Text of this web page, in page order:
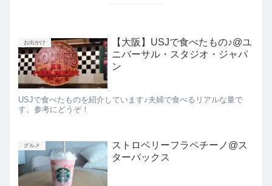
お出かけ
【大阪】USJで食べたもの♪@ユ
ニバーサル・スタジオ・ジャパ
ン
USJで食べたものを紹介しています♪夫婦で食べるリアルな量で
す。参考にどうぞ！
グルメ
ストロベリーフラペチーノ@ス
ターバックス